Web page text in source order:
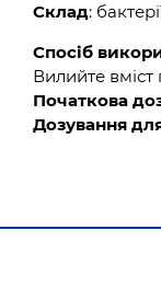
Склад:
Спосіб
Вилийте
Початкова
Дозування